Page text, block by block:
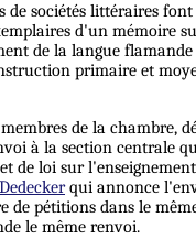
de sociétés littéraires
d'un mémoire
de la langue
primaire et
de la chambre,
à la section centrale
de loi sur
qui annonce
de pétitions dans le
le même renvoi.